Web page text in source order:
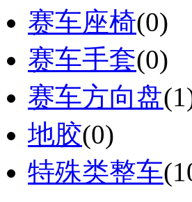
赛车座椅(0)
赛车手套(0)
赛车方向盘
地胶(0)
特殊类整车